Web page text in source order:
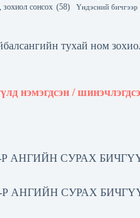
зохиол сонсох (58) Үндэсний бичгээр
тухай ном
нэмэгдсэн /
-Р АНГИЙН СУРАХ
-Р АНГИЙН СУРАХ